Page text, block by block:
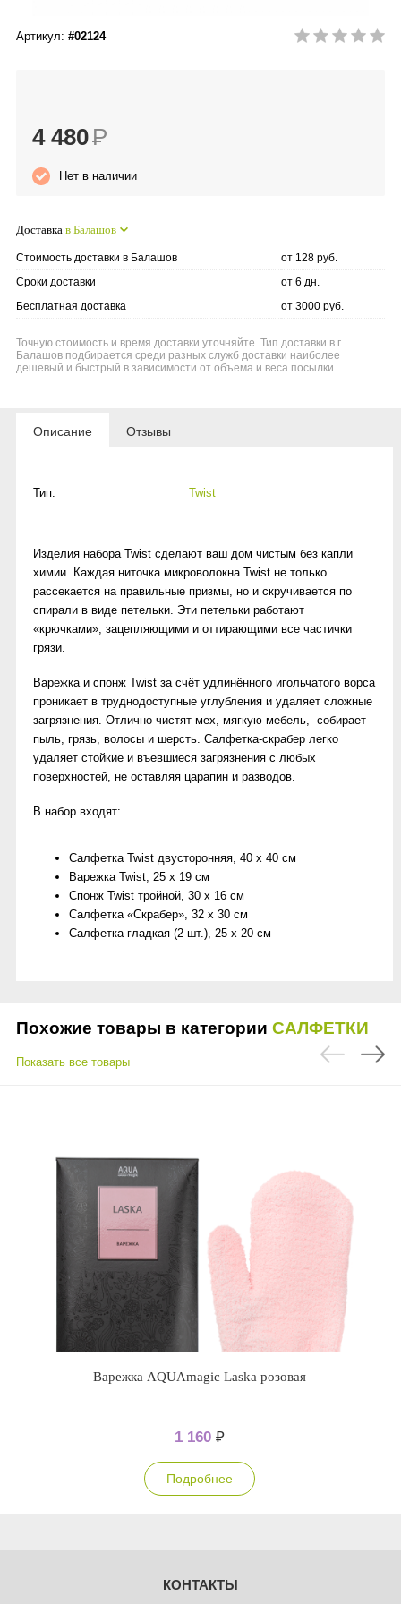
Артикул: #02124
4 480Р
Нет в наличии
Доставка в Балашов
Стоимость доставки в Балашов
от 128 руб.
Сроки доставки
от 6 дн.
Бесплатная доставка
от 3000 руб.
Точную стоимость и время доставки уточняйте. Тип доставки в г.
Балашов подбирается среди разных служб доставки наиболее
дешевый и быстрый в зависимости от объема и веса посылки.
Описание Отзывы
Тип: Twist
Изделия набора Twist сделают ваш дом чистым без капли
химии. Каждая ниточка микроволокна Twist не только
рассекается на правильные призмы, но и скручивается по
спирали в виде петельки. Эти петельки работают
«крючками», зацепляющими и оттирающими все частички
грязи.
Варежка и спонж Twist за счёт удлинённого игольчатого ворса
проникает в труднодоступные углубления и удаляет сложные
загрязнения. Отлично чистят мех, мягкую мебель, собирает
пыль, грязь, волосы и шерсть. Салфетка-скрабер легко
удаляет стойкие и въевшиеся загрязнения с любых
поверхностей, не оставляя царапин и разводов.
В набор входят:
Салфетка Twist двусторонняя, 40 х 40 см
Варежка Twist, 25 х 19 см
Спонж Twist тройной, 30 х 16 см
Салфетка «Скрабер», 32 х 30 см
Салфетка гладкая (2 шт.), 25 х 20 см
Похожие товары в категории САЛФЕТКИ
Показать все товары
Варежка AQUAmagic Laska розовая
1 160 ₽
Подробнее
КОНТАКТЫ